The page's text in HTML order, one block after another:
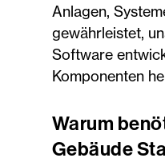
Anlagen,
gewährleistet,
Software
Komponenten
Warum
Gebäude